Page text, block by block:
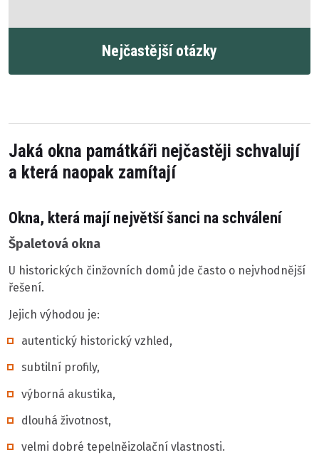
Nejčastější otázky
Jaká okna památkáři nejčastěji schvalují
a která naopak zamítají
Okna, která mají největší šanci na schválení
Špaletová okna
U historických činžovních domů jde často o nejvhodnější
řešení.
Jejich výhodou je:
autentický historický vzhled,
subtilní profily,
výborná akustika,
dlouhá životnost,
velmi dobré tepelněizolační vlastnosti.